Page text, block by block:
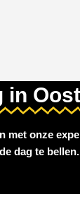
in
met onze
dag te